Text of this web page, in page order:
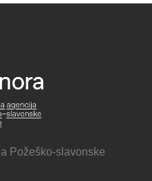
Požeško-slavonske